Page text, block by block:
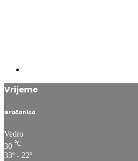
Vrijeme
Gračanica
Vedro
33º - 22º
29%
3.55 km/h